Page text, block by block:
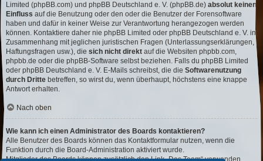
Limited (phpBB.com) und phpBB Deutschland e. V. (phpBB.de) absolut keinen
Einfluss auf die Benutzung oder den oder die Benutzer der Forensoftware
haben und dafür in keiner Weise zur Verantwortung herangezogen werden
können. Kontaktiere daher nie phpBB Limited oder phpBB Deutschland e. V. in
Zusammenhang mit jeglichen juristischen Fragen (Unterlassungserklärungen,
Haftungsfragen usw.), die sich nicht direkt auf die Websiten phpbb.com,
phpbb.de oder die phpBB-Software selbst beziehen. Falls du phpBB Limited
oder phpBB Deutschland e. V. E-Mails schreibst, die die Softwarenutzung
durch Dritte betreffen, so wirst du, wenn überhaupt, höchstens eine knappe
Antwort erhalten.
Nach oben
Wie kann ich einen Administrator des Boards kontaktieren?
Alle Benutzer des Boards können das Kontaktformular nutzen, wenn die
Funktion durch die Board-Administration aktiviert wurde.
Mitglieder des Boards können zusätzlich den Link „Das Team“ verwenden.